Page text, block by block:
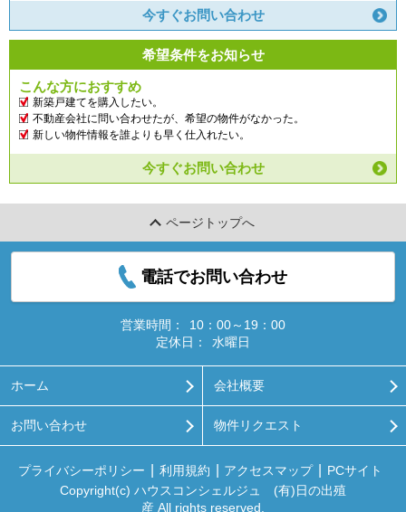
今すぐお問い合わせ
希望条件をお知らせ
こんな方におすすめ
新築戸建てを購入したい。
不動産会社に問い合わせたが、希望の物件がなかった。
新しい物件情報を誰よりも早く仕入れたい。
今すぐお問い合わせ
ページトップへ
電話でお問い合わせ
営業時間：
10：00～19：00
定休日：
水曜日
ホーム 会社概要
お問い合わせ 物件リクエスト
プライバシーポリシー 利用規約 アクセスマップ
PCサイト
Copyright(c) ハウスコンシェルジュ (有)日の出殖
産 All rights reserved.